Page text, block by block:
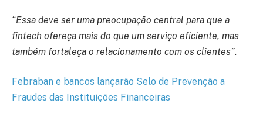
“Essa deve ser uma preocupação central para que a
fintech ofereça mais do que um serviço eficiente, mas
também fortaleça o relacionamento com os clientes”.
Febraban e bancos lançarão Selo de Prevenção a
Fraudes das Instituições Financeiras